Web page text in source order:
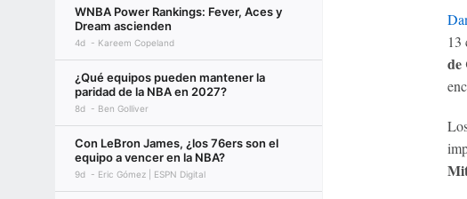
WNBA Power Rankings: Fever, Aces y
Dream ascienden
4d Kareem Copeland
¿Qué equipos pueden mantener la
paridad de la NBA en 2027?
8d Ben Golliver
Con LeBron James, ¿los 76ers son el
equipo a vencer en la NBA?
9d Eric Gómez | ESPN Digital
13
de